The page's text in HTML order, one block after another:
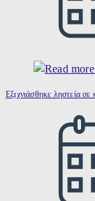
Εξιχνιάσθηκε ληστεία